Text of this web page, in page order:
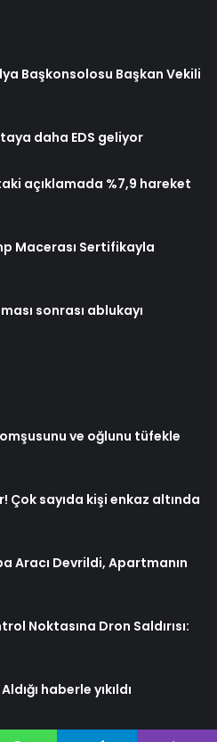
Başkonsolosu Başkan Vekili
daha EDS geliyor
açıklamada %7,9 hareket
Macerası Sertifikayla
sonrası ablukayı
ve oğlunu tüfekle
Çok sayıda kişi enkaz altında
Aracı Devrildi, Apartmanın
Noktasına Dron Saldırısı:
haberle yıkıldı